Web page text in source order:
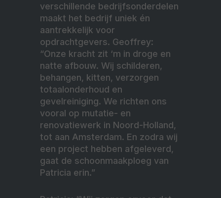
verschillende bedrijfsonderdelen
maakt het bedrijf uniek én
aantrekkelijk voor
opdrachtgevers. Geoffrey:
“Onze kracht zit ‘m in droge en
natte afbouw. Wij schilderen,
behangen, kitten, verzorgen
totaalonderhoud en
gevelreiniging. We richten ons
vooral op mutatie- en
renovatiewerk in Noord-Holland,
tot aan Amsterdam. En zodra wij
een project hebben afgeleverd,
gaat de schoonmaakploeg van
Patricia erin.”